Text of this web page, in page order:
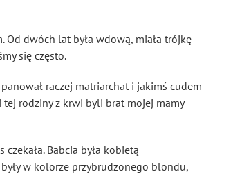
dwóch lat była wdową, miała trójkę
się często.
raczej matriarchat i jakimś cudem
rodziny z krwi byli brat mojej mamy
Babcia była kobietą
w kolorze przybrudzonego blondu,